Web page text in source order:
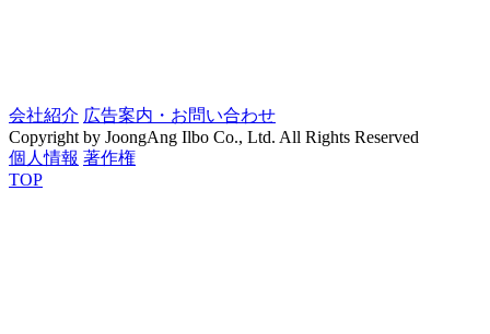
会社紹介 広告案内・お問い合わせ
Copyright by JoongAng Ilbo Co., Ltd. All Rights Reserved
個人情報 著作権
TOP